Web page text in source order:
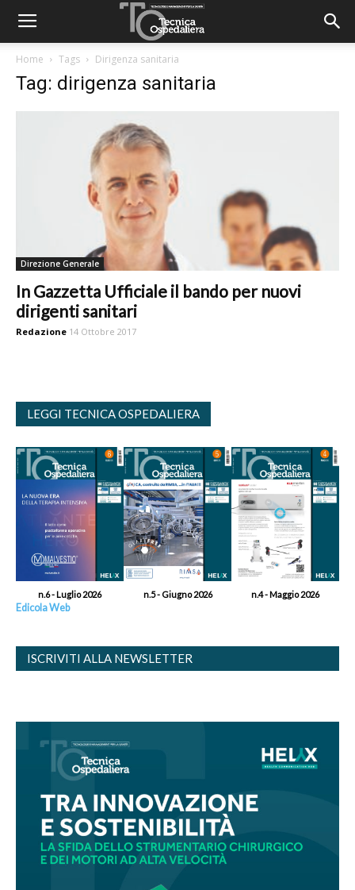
Home Tags Dirigenza sanitaria
Tag: dirigenza sanitaria
Direzione Generale
In Gazzetta Ufficiale il bando per nuovi
dirigenti sanitari
Redazione 14 Ottobre 2017
LEGGI TECNICA OSPEDALIERA
n.6 - Luglio 2026 n.5 - Giugno 2026 n.4 - Maggio 2026
Edicola Web
ISCRIVITI ALLA NEWSLETTER